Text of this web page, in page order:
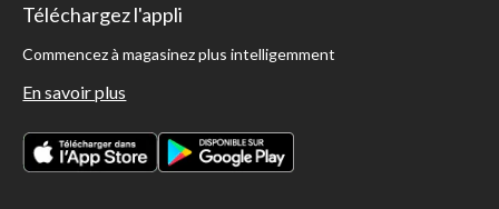
Téléchargez l'appli
Commencez à magasinez plus intelligemment
En savoir plus